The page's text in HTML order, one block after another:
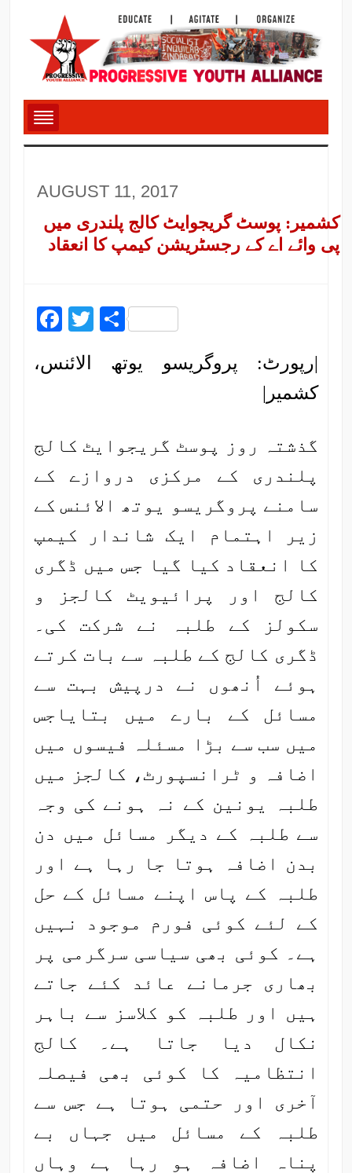
AUGUST 11, 2017
کشمیر: پوسٹ گریجوایٹ کالج پلندری میں
پی وائے اے کے رجسٹریشن کیمپ کا انعقاد
Facebook
Twitter
Share
|رپورٹ: پروگریسو یوتھ الائنس،
کشمیر|
گذشتہ روز پوسٹ گریجوایٹ کالج
پلندری کے مرکزی دروازے کے
سامنے پروگریسو یوتھ الائنس کے
زیر اہتمام ایک شاندار کیمپ
کا انعقاد کیا گیا جس میں ڈگری
کالج اور پرائیویٹ کالجز و
سکولز کے طلبہ نے شرکت کی۔
ڈگری کالج کے طلبہ سے بات کرتے
ہوئے اُنھوں نے درپیش بہت سے
مسائل کے بارے میں بتایاجس
میں سب سے بڑا مسئلہ فیسوں میں
اضافہ و ٹرانسپورٹ، کالجز میں
طلبہ یونین کے نہ ہونے کی وجہ
سے طلبہ کے دیگر مسائل میں دن
بدن اضافہ ہوتا جا رہا ہے اور
طلبہ کے پاس اپنے مسائل کے حل
کے لئے کوئی فورم موجود نہیں
ہے۔ کوئی بھی سیاسی سرگرمی پر
بھاری جرمانے عائد کئے جاتے
ہیں اور طلبہ کو کلاسز سے باہر
نکال دیا جاتا ہے۔ کالج
انتظامیہ کا کوئی بھی فیصلہ
آخری اور حتمی ہوتا ہے جس سے
طلبہ کے مسائل میں جہاں بے
پناہ اضافہ ہو رہا ہے وہاں